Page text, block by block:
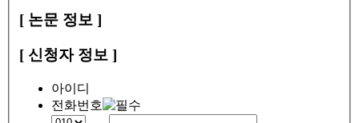
[ 논문 정보 ]
[ 신청자 정보 ]
아이디
전화번호